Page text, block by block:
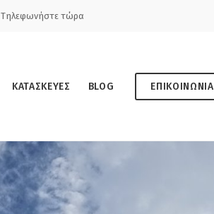
Τηλεφωνήστε τώρα
ΚΑΤΑΣΚΕΥΕΣ BLOG ΕΠΙΚΟΙΝΩΝΙΑ